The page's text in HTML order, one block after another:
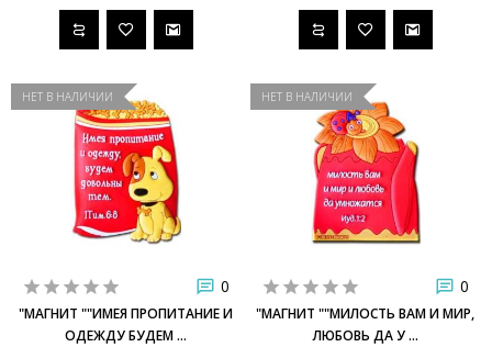
НЕТ В НАЛИЧИИ
0
"МАГНИТ ""ИМЕЯ ПРОПИТАНИЕ И
ОДЕЖДУ БУДЕМ ...
НЕТ В НАЛИЧИИ
0
"МАГНИТ ""МИЛОСТЬ ВАМ И МИР,
ЛЮБОВЬ ДА У ...